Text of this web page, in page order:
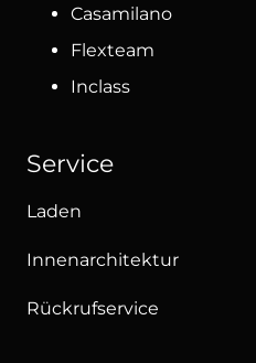
Casamilano
Flexteam
Inclass
Service
Laden
Innenarchitektur
Rückrufservice